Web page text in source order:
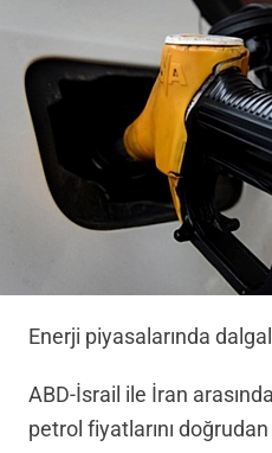
Enerji piyasalarında
ABD-İsrail ile İran
petrol fiyatlarını